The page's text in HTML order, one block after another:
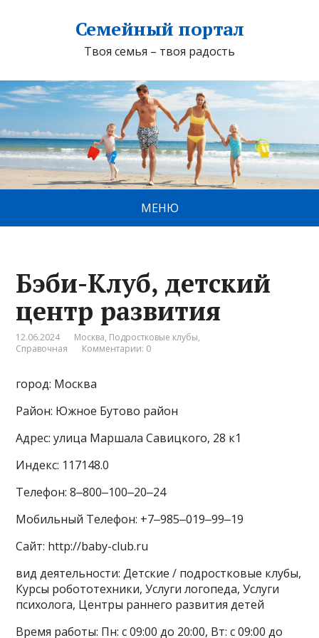
Семейный портал
Твоя семья – твоя радость
МЕНЮ
Бэби-Клуб, детский
центр развития
12.06.2024 Москва, Подростковые клубы,
Справочная
Комментарии: 0
город: Москва
Район: Южное Бутово район
Адрес: улица Маршала Савицкого, 28 к1
Индекс: 117148.0
Телефон: 8‒800‒100‒20‒24
Мобильный Телефон: +7‒985‒019‒99‒19
Сайт: http://baby-club.ru
вид деятельности: Детские / подростковые клубы,
Курсы робототехники, Услуги логопеда, Услуги
психолога, Центры раннего развития детей
Время работы: Пн: с 09:00 до 20:00, Вт: с 09:00 до